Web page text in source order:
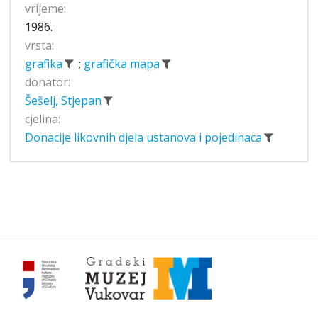
vrijeme:
1986.
vrsta:
grafika
; grafička mapa
donator:
Šešelj, Stjepan
cjelina:
Donacije likovnih djela ustanova i pojedinaca